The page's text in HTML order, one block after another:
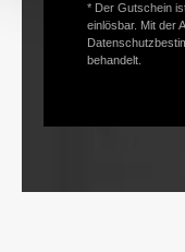
* Der Gutschein
einlösbar. Mit der
behandelt.